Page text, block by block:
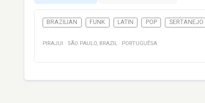
BRAZILIAN FUNK LATIN POP SERTANEJO
PIRAJUI · SÃO PAULO, BRAZIL · PORTUGUÊSA